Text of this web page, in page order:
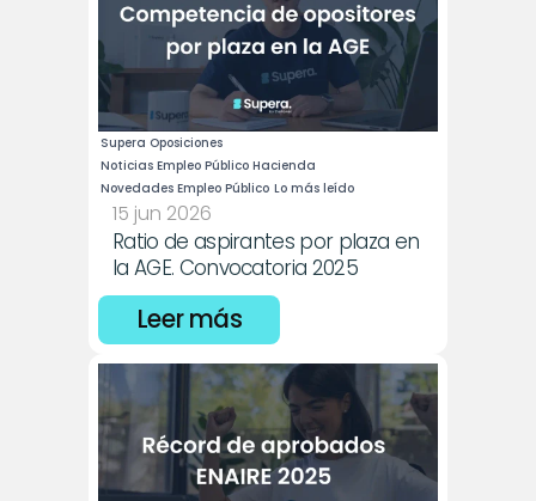
Supera Oposiciones
Noticias Empleo Público Hacienda
Novedades Empleo Público Lo más leído
15 jun 2026
Ratio de aspirantes por plaza en
la AGE. Convocatoria 2025
Leer más